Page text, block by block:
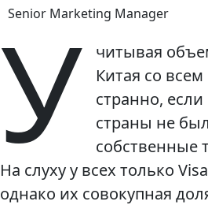
Senior Marketing Manager
У
читывая
Китая со
странно,
страны не
собственные
На слуху у всех только
однако их совокупная